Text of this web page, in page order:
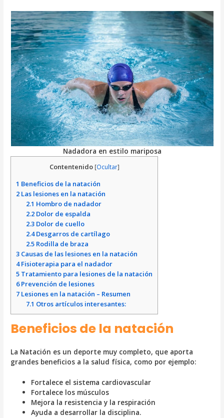
Nadadora en estilo mariposa
Contentenido [Ocultar]
1 Beneficios de la natación
2 Las lesiones en la natación
2.1 Hombro de nadador
2.2Dolor de espalda
2.3Dolor de cuello
2.4Desgarros de cartílago
2.5Rodilla de braza
3 Causas de las lesiones en la natación
4Fisioterapia para el nadador
5 Tratamiento para lesiones de la natación
6Prevención de lesiones
7 Lesiones en la natación – Resumen
7.1 Otros artículos interesantes:
Beneficios de la natación
La Natación es un deporte muy completo, que aporta
grandes beneficios a la salud física, como por ejemplo:
Fortalece el sistema cardiovascular
Fortalece los músculos
Mejora la resistencia y la respiración
Ayuda a desarrollar la disciplina.